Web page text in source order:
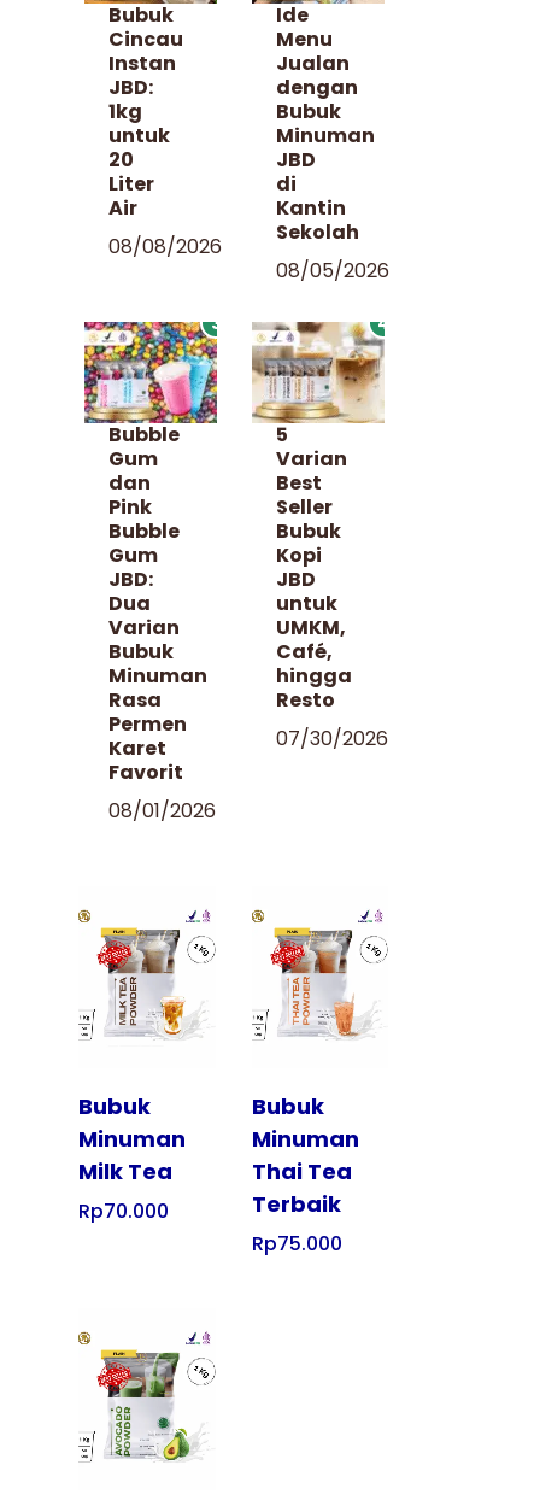
Bubuk
Cincau
Instan
JBD:
1kg
untuk
20
Liter
Air
08/08/2026
Ide
Menu
Jualan
dengan
Bubuk
Minuman
JBD
di
Kantin
Sekolah
08/05/2026
3
Bubble
Gum
dan
Pink
Bubble
Gum
JBD:
Dua
Varian
Bubuk
Minuman
Rasa
Permen
Karet
Favorit
08/01/2026
4
5
Varian
Best
Seller
Bubuk
Kopi
JBD
untuk
UMKM,
Café,
hingga
Resto
07/30/2026
Tampilkan
Bubuk
Minuman
Milk Tea
Rp70.000
Tampilkan
Bubuk
Minuman
Thai Tea
Terbaik
Rp75.000
Tampilkan